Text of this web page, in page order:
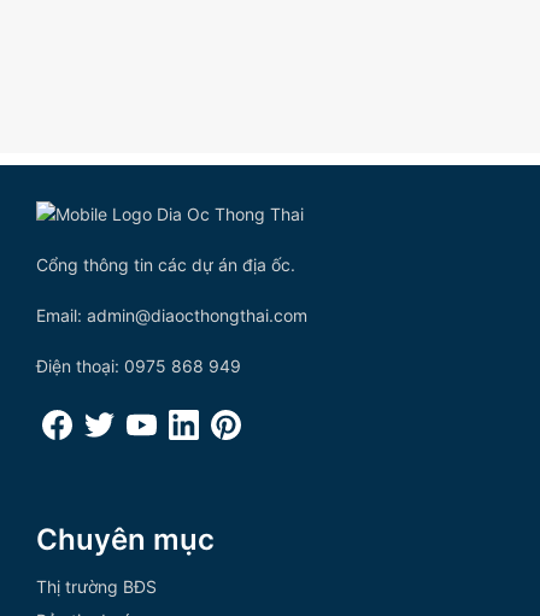
Cổng thông tin các dự án địa ốc.
Email: admin@diaocthongthai.com
Điện thoại: 0975 868 949
Chuyên mục
Thị trường BĐS